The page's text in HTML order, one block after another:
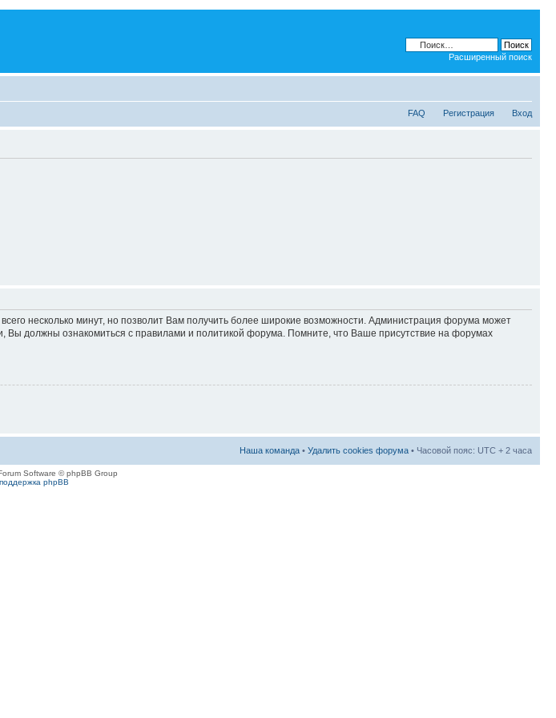
Расширенный поиск
FAQ Регистрация Вход
несколько минут, но позволит Вам получить более широкие возможности. Администрация форума может
Вы должны ознакомиться с правилами и политикой форума. Помните, что Ваше присутствие на форумах
Наша команда • Удалить cookies форума • Часовой пояс: UTC + 2 часа
Software © phpBB Group
phpBB